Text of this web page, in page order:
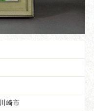
崎市